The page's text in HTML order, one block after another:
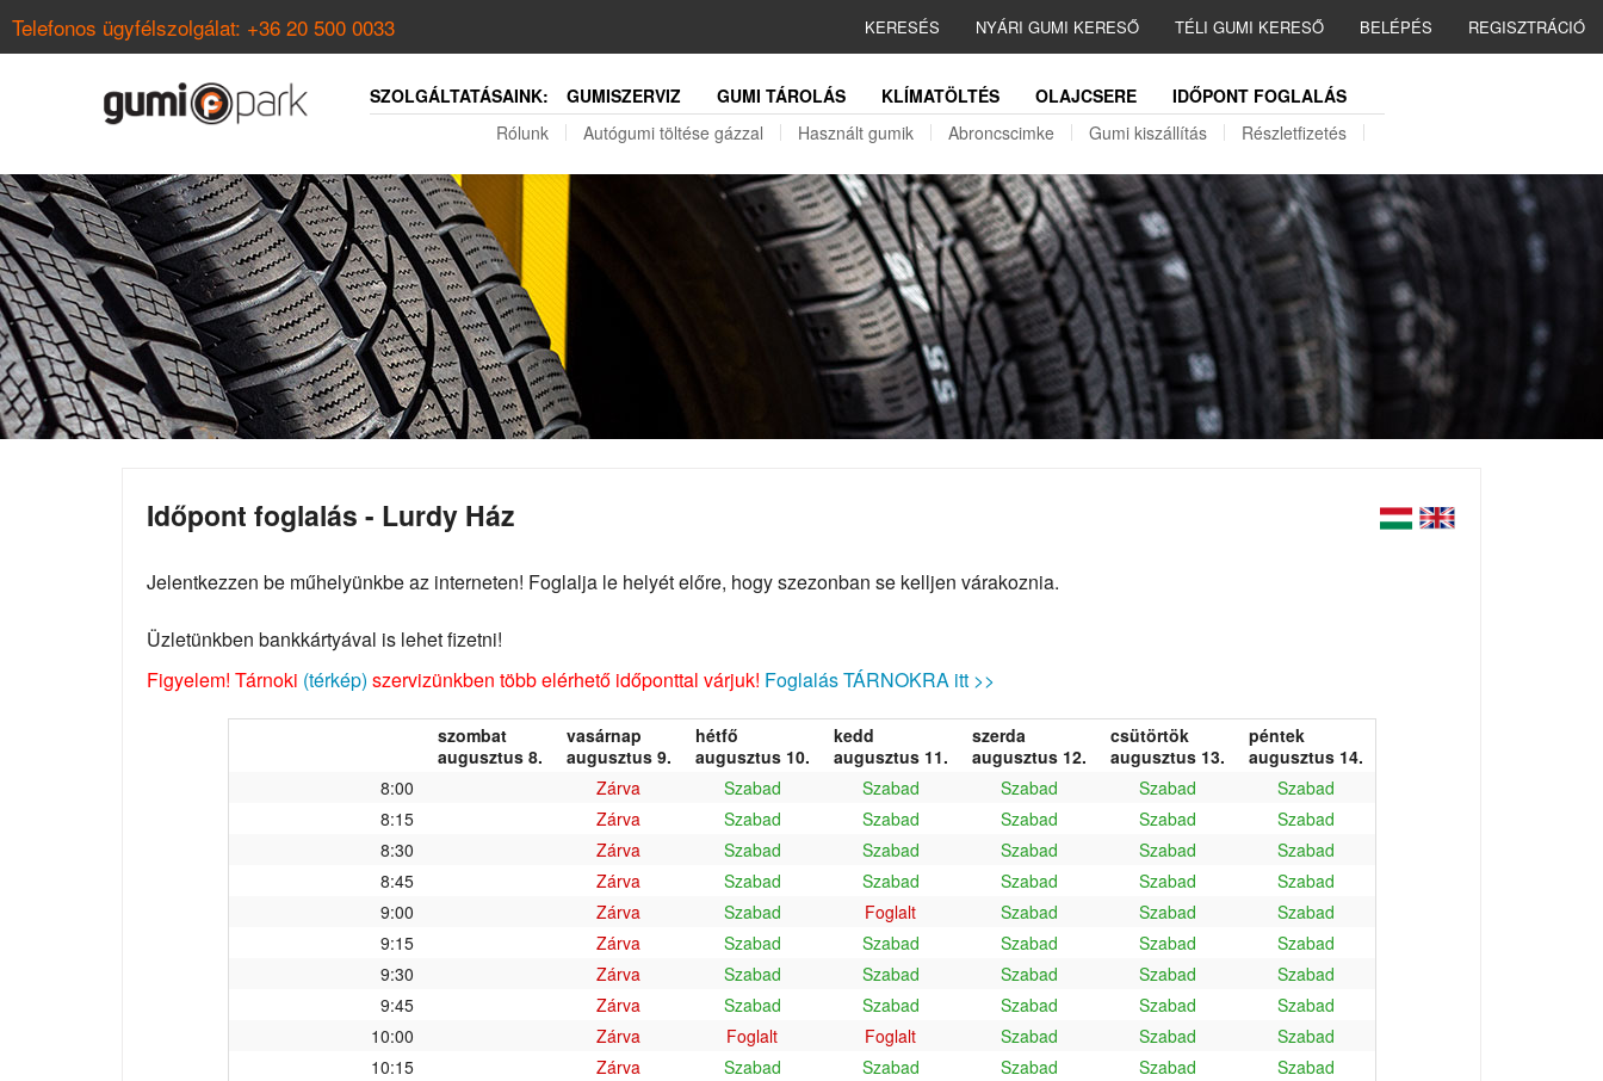
Telefonos ügyfélszolgálat: +36 20 500 0033 KERESÉS NYÁRI GUMI KERESŐ TÉLI GUMI KERESŐ BELÉPÉS REGISZTRÁCIÓ
SZOLGÁLTATÁSAINK: GUMISZERVIZ GUMI TÁROLÁS KLÍMATÖLTÉS OLAJCSERE
IDŐPONT FOGLALÁS
Rólunk
Autógumi töltése gázzal Használt gumik Abroncscimke Gumi kiszállítás Részletfizetés
Időpont foglalás - Lurdy Ház
Jelentkezzen be műhelyünkbe az interneten! Foglalja le helyét előre, hogy szezonban se kelljen várakoznia.
Üzletünkben bankkártyával is lehet fizetni!
Figyelem! Tárnoki (térkép) szervizünkben több elérhető időponttal várjuk! Foglalás TÁRNOKRA itt >>
szombat
augusztus 8.
vasárnap
augusztus 9.
hétfő
augusztus 10.
kedd
augusztus 11.
szerda
augusztus 12.
csütörtök
augusztus 13.
péntek
augusztus 14.
8:00
Zárva Szabad Szabad Szabad Szabad
Szabad
8:15
Zárva Szabad Szabad Szabad Szabad
Szabad
8:30
Zárva Szabad Szabad Szabad Szabad
Szabad
8:45
Zárva Szabad Szabad Szabad Szabad
Szabad
9:00
Zárva Szabad Foglalt Szabad Szabad
Szabad
9:15
Zárva Szabad Szabad Szabad Szabad
Szabad
9:30
Zárva Szabad Szabad Szabad Szabad
Szabad
9:45
Zárva Szabad Szabad Szabad Szabad
Szabad
10:00
Zárva Foglalt Foglalt Szabad Szabad
Szabad
10:15
Zárva Szabad Szabad Szabad Szabad
Szabad